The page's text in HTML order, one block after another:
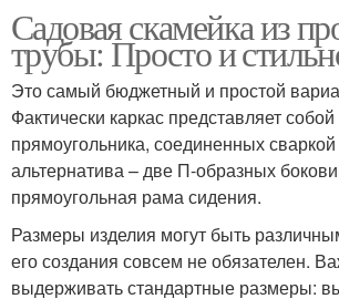
Садовая скамейка из
трубы: Просто и
Это самый бюджетный и простой
Фактически каркас представляет собой
прямоугольника, соединенных сваркой
альтернатива – две П-образных
прямоугольная рама сидения.
Размеры изделия могут быть
его создания совсем не обязателен.
выдерживать стандартные размеры: